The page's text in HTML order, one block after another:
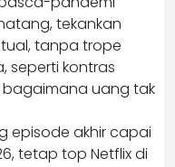
tekankan
tanpa trope
seperti kontras
bagaimana uang tak
episode akhir capai
tetap top Netflix di